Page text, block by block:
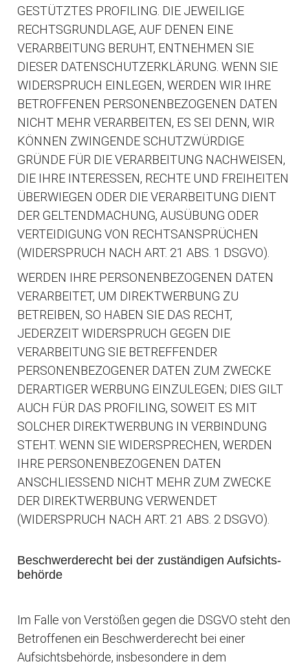
GESTÜTZTES PROFILING. DIE JEWEILIGE
RECHTSGRUNDLAGE, AUF DENEN EINE
VERARBEITUNG BERUHT, ENTNEHMEN SIE
DIESER DATENSCHUTZERKLÄRUNG. WENN SIE
WIDERSPRUCH EINLEGEN, WERDEN WIR IHRE
BETROFFENEN PERSONENBEZOGENEN DATEN
NICHT MEHR VERARBEITEN, ES SEI DENN, WIR
KÖNNEN ZWINGENDE SCHUTZWÜRDIGE
GRÜNDE FÜR DIE VERARBEITUNG NACHWEISEN,
DIE IHRE INTERESSEN, RECHTE UND FREIHEITEN
ÜBERWIEGEN ODER DIE VERARBEITUNG DIENT
DER GELTENDMACHUNG, AUSÜBUNG ODER
VERTEIDIGUNG VON RECHTSANSPRÜCHEN
(WIDERSPRUCH NACH ART. 21 ABS. 1 DSGVO).
WERDEN IHRE PERSONENBEZOGENEN DATEN
VERARBEITET, UM DIREKTWERBUNG ZU
BETREIBEN, SO HABEN SIE DAS RECHT,
JEDERZEIT WIDERSPRUCH GEGEN DIE
VERARBEITUNG SIE BETREFFENDER
PERSONENBEZOGENER DATEN ZUM ZWECKE
DERARTIGER WERBUNG EINZULEGEN; DIES GILT
AUCH FÜR DAS PROFILING, SOWEIT ES MIT
SOLCHER DIREKTWERBUNG IN VERBINDUNG
STEHT. WENN SIE WIDERSPRECHEN, WERDEN
IHRE PERSONENBEZOGENEN DATEN
ANSCHLIESSEND NICHT MEHR ZUM ZWECKE
DER DIREKTWERBUNG VERWENDET
(WIDERSPRUCH NACH ART. 21 ABS. 2 DSGVO).
Beschwerde­recht bei der zuständigen Aufsichts­
behörde
Im Falle von Verstößen gegen die DSGVO steht den
Betroffenen ein Beschwerderecht bei einer
Aufsichtsbehörde, insbesondere in dem